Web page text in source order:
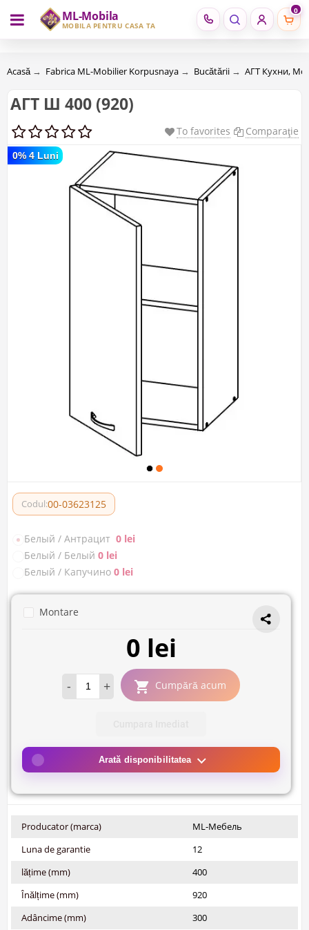
ML-Mobila
MOBILĂ PENTRU CASA TA
0
RU RO
Acasă → Fabrica ML-Mobilier Korpusnaya → Bucătării → АГТ Кухни,
АГТ Ш 400 (920)
To favorites Comparaţie
0% 4 Luni
Codul:00-03623125
Белый / Антрацит 0 lei
Белый / Белый 0 lei
Белый / Капучино 0 lei
Montare
0 lei
- + Cumpără acum
Arată disponibilitatea
Producator (marca)
ML-Мебель
Luna de garantie
12
lățime (mm)
400
Înălțime (mm)
920
Adâncime (mm)
300